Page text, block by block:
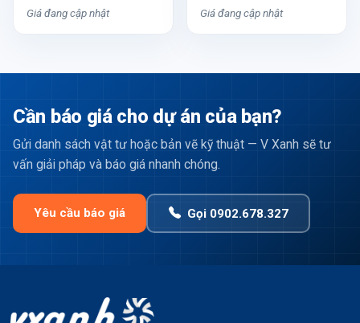
Giá đang cập nhật Giá đang cập nhật
Cần báo giá cho dự án của bạn?
Gửi danh sách vật tư hoặc bản vẽ kỹ thuật — V Xanh sẽ tư
vấn giải pháp và báo giá nhanh chóng.
Yêu cầu báo giá Gọi 0902.678.327